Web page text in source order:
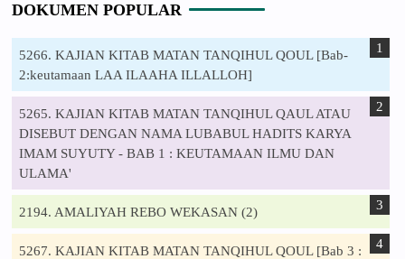
DOKUMEN POPULAR
5266. KAJIAN KITAB MATAN TANQIHUL QOUL [Bab-
2:keutamaan LAA ILAAHA ILLALLOH]
5265. KAJIAN KITAB MATAN TANQIHUL QAUL ATAU
DISEBUT DENGAN NAMA LUBABUL HADITS KARYA
IMAM SUYUTY - BAB 1 : KEUTAMAAN ILMU DAN
ULAMA'
2194. AMALIYAH REBO WEKASAN (2)
5267. KAJIAN KITAB MATAN TANQIHUL QOUL [Bab 3 :